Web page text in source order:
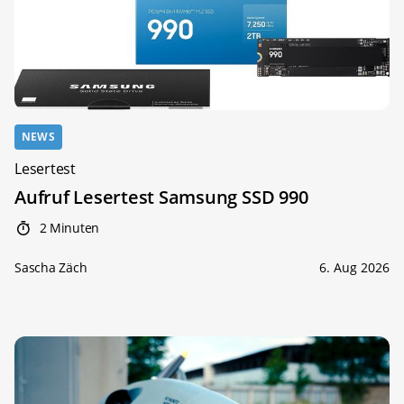
NEWS
Lesertest
Aufruf Lesertest Samsung SSD 990
2 Minuten
Sascha Zäch 6. Aug 2026